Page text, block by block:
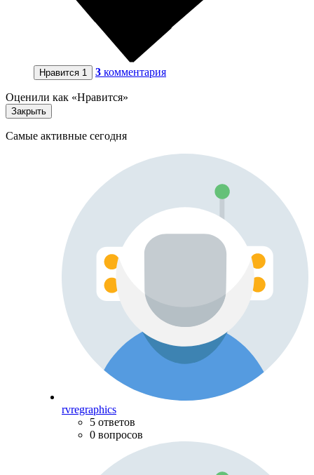
Нравится 1 3 комментария
Оценили как «Нравится»
Закрыть
Самые активные сегодня
rvregraphics
5 ответов
0 вопросов